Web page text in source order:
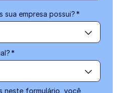
sua empresa possui?*
*
neste formulário, você